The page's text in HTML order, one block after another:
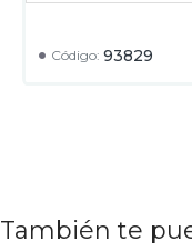
Código: 93829
También te